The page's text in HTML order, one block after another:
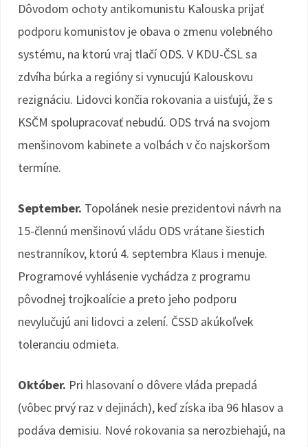
Dôvodom ochoty antikomunistu Kalouska prijať
podporu komunistov je obava o zmenu volebného
systému, na ktorú vraj tlačí ODS. V KDU-ČSL sa
zdvíha búrka a regióny si vynucujú Kalouskovu
rezignáciu. Lidovci končia rokovania a uisťujú, že s
KSČM spolupracovať nebudú. ODS trvá na svojom
menšinovom kabinete a voľbách v čo najskoršom
termíne.
September. Topolánek nesie prezidentovi návrh na
15-člennú menšinovú vládu ODS vrátane šiestich
nestranníkov, ktorú 4. septembra Klaus i menuje.
Programové vyhlásenie vychádza z programu
pôvodnej trojkoalície a preto jeho podporu
nevylučujú ani lidovci a zelení. ČSSD akúkoľvek
toleranciu odmieta.
Október. Pri hlasovaní o dôvere vláda prepadá
(vôbec prvý raz v dejinách), keď získa iba 96 hlasov a
podáva demisiu. Nové rokovania sa nerozbiehajú, na